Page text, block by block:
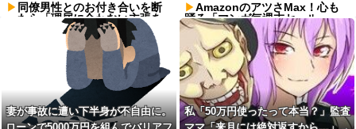
同僚男性とのお付き合いを断
ったら「理屈に合わない主張を
振りかざす感情的なヒステリー
女」と言いふらされて・・・
死ねだのクソ親父だのうるさ
かった反抗期の娘が托卵だった
ことが発覚。嫁共々追放確定と
なった途端に娘「」…はぁ？
【衝撃】若い女の子からする
「甘い匂い」の正体、まさか分
AmazonのアツさMax！心も
踊る「マンガ毎週末セール
（50%還元）」2日目襲来！
二週間前に拾った迷い猫(2ヶ
月) 上手く撮らせてくれないので
ピンボケですが【再】
【悲報】あずみとかいう漫画
読んだんやけど、何で山で修行
しただけの子供達があんなに強
いんや
妻が事故に遭い下半身が不自由に。
私「50万円使ったって本当？」監査